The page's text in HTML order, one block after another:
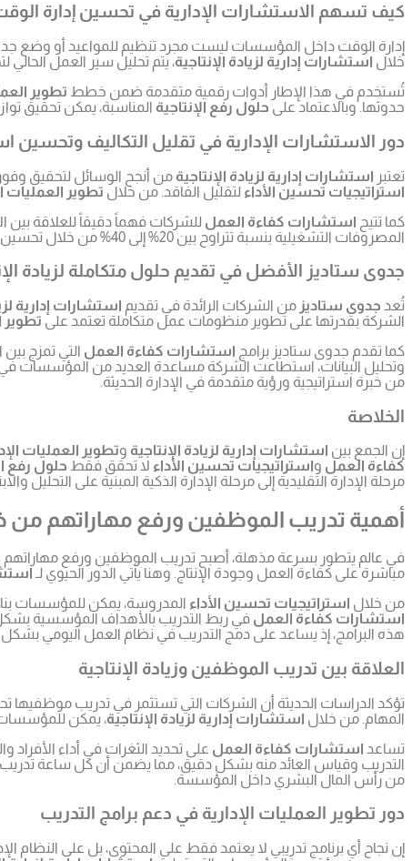
كيف تسهم الاستشارات الإدارية في تحسين إدارة
إدارة الوقت داخل المؤسسات ليست مجرد تنظيم للمواعيد أو وضع
خلال استشارات إدارية لزيادة الإنتاجية، يتم تحليل سير العمل الحالي
تُستخدم في هذا الإطار أدوات رقمية متقدمة ضمن خطط تطوير
حدوثها. وبالاعتماد على حلول رفع الإنتاجية المناسبة، يمكن تحقيق
دور الاستشارات الإدارية في تقليل التكاليف وتحسين
تعتبر استشارات إدارية لزيادة الإنتاجية من أنجح الوسائل لتحقيق
استراتيجيات تحسين الأداء لتقليل الفاقد. من خلال تطوير العمليات
كما تتيح استشارات كفاءة العمل للشركات فهماً دقيقاً للعلاقة بين
المصروفات التشغيلية بنسبة تتراوح بين 20% إلى 40% من خلال تحسين التنظيم الداخلي وزيادة فعالية العمليات.
جدوى ستاديز الأفضل في تقديم حلول متكاملة لزيادة
تُعد جدوى ستاديز من الشركات الرائدة في تقديم استشارات إدارية
الشركة بقدرتها على تطوير منظومات عمل متكاملة تعتمد على تطوير
كما تقدم جدوى ستاديز برامج استشارات كفاءة العمل التي تمزج بين
وتحليل البيانات، استطاعت الشركة مساعدة العديد من المؤسسات في
من خبرة استراتيجية ورؤية متقدمة في الإدارة الحديثة.
الخلاصة
إن الجمع بين استشارات إدارية لزيادة الإنتاجية وتطوير العمليات
كفاءة العمل واستراتيجيات تحسين الأداء لا تحقق فقط حلول رفع
مرحلة الإدارة التقليدية إلى مرحلة الإدارة الذكية المبنية على التحليل
أهمية تدريب الموظفين ورفع مهاراتهم من
في عالم يتطور بسرعة مذهلة، أصبح تدريب الموظفين ورفع
مباشرة على كفاءة العمل وجودة الإنتاج. وهنا يأتي الدور الحيوي لـ
من خلال استراتيجيات تحسين الأداء المدروسة، يمكن للمؤسسات
استشارات كفاءة العمل في ربط التدريب بالأهداف المؤسسية
هذه البرامج، إذ يساعد على دمج التدريب في نظام العمل اليومي
العلاقة بين تدريب الموظفين وزيادة الإنتاجية
المهام. من خلال استشارات إدارية لزيادة الإنتاجية، يمكن للمؤسسات
تساعد استشارات كفاءة العمل على تحديد الثغرات في أداء
التدريب وقياس العائد منه بشكل دقيق، مما يضمن أن كل ساعة
من رأس المال البشري داخل المؤسسة.
دور تطوير العمليات الإدارية في دعم برامج التدريب
إن نجاح أي برنامج تدريبي لا يعتمد فقط على المحتوى، بل على النظام